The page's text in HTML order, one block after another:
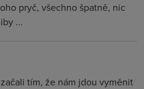
pryč, všechno špatně, nic
...
tím, že nám jdou vyměnit